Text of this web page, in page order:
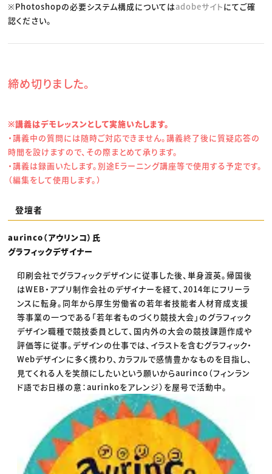
※Photoshopの必要システム構成についてはadobeサイトにてご確
認ください。
締め切りました。
※講義はデモレッスンとして実施いたします。
・講義中の質問には随時ご対応できません。講義終了後に質疑応答の
時間を設けますので、その際まとめて承ります。
・講義は録画いたします。別途Eラーニング講座等で使用する予定です。
（編集をして使用します。）
登壇者
aurinco（アウリンコ）氏
グラフィックデザイナー
印刷会社でグラフィックデザインに従事した後、単身渡英。帰国後
はWEB・アプリ制作会社のデザイナーを経て、2014年にフリーラ
ンスに転身。同年から厚生労働省の若年者技能者人材育成支援
等事業の一つである「若年者ものづくり競技大会」のグラフィック
デザイン職種で競技委員として、国内外の大会の競技課題作成や
評価等に従事。デザインの仕事では、イラストを含むグラフィック・
Webデザインに多く携わり、カラフルで感情豊かなものを目指し、
見てくれる人を笑顔にしたいという願いからaurinco（フィンラン
ド語でお日様の意：aurinkoをアレンジ）を屋号で活動中。